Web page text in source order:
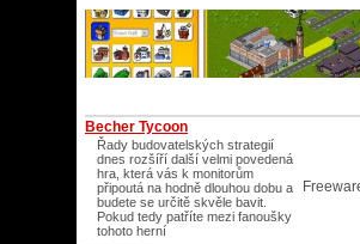
Becher Tycoon
Řady budovatelských strategií
dnes rozšíří další velmi povedená
hra, která vás k monitorům
připoutá na hodně dlouhou dobu a
budete se určitě skvěle bavit.
Pokud tedy patříte mezi fanoušky
tohoto herní